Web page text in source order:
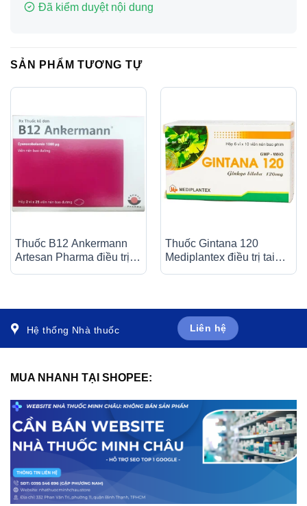
Đã kiểm duyệt nội dung
SẢN PHẨM TƯƠNG TỰ
Thuốc B12 Ankermann
Artesan Pharma điều trị
Thuốc Gintana 120
Mediplantex điều trị tai
Hệ thống Nhà thuốc Liên hệ
MUA NHANH TẠI SHOPEE: